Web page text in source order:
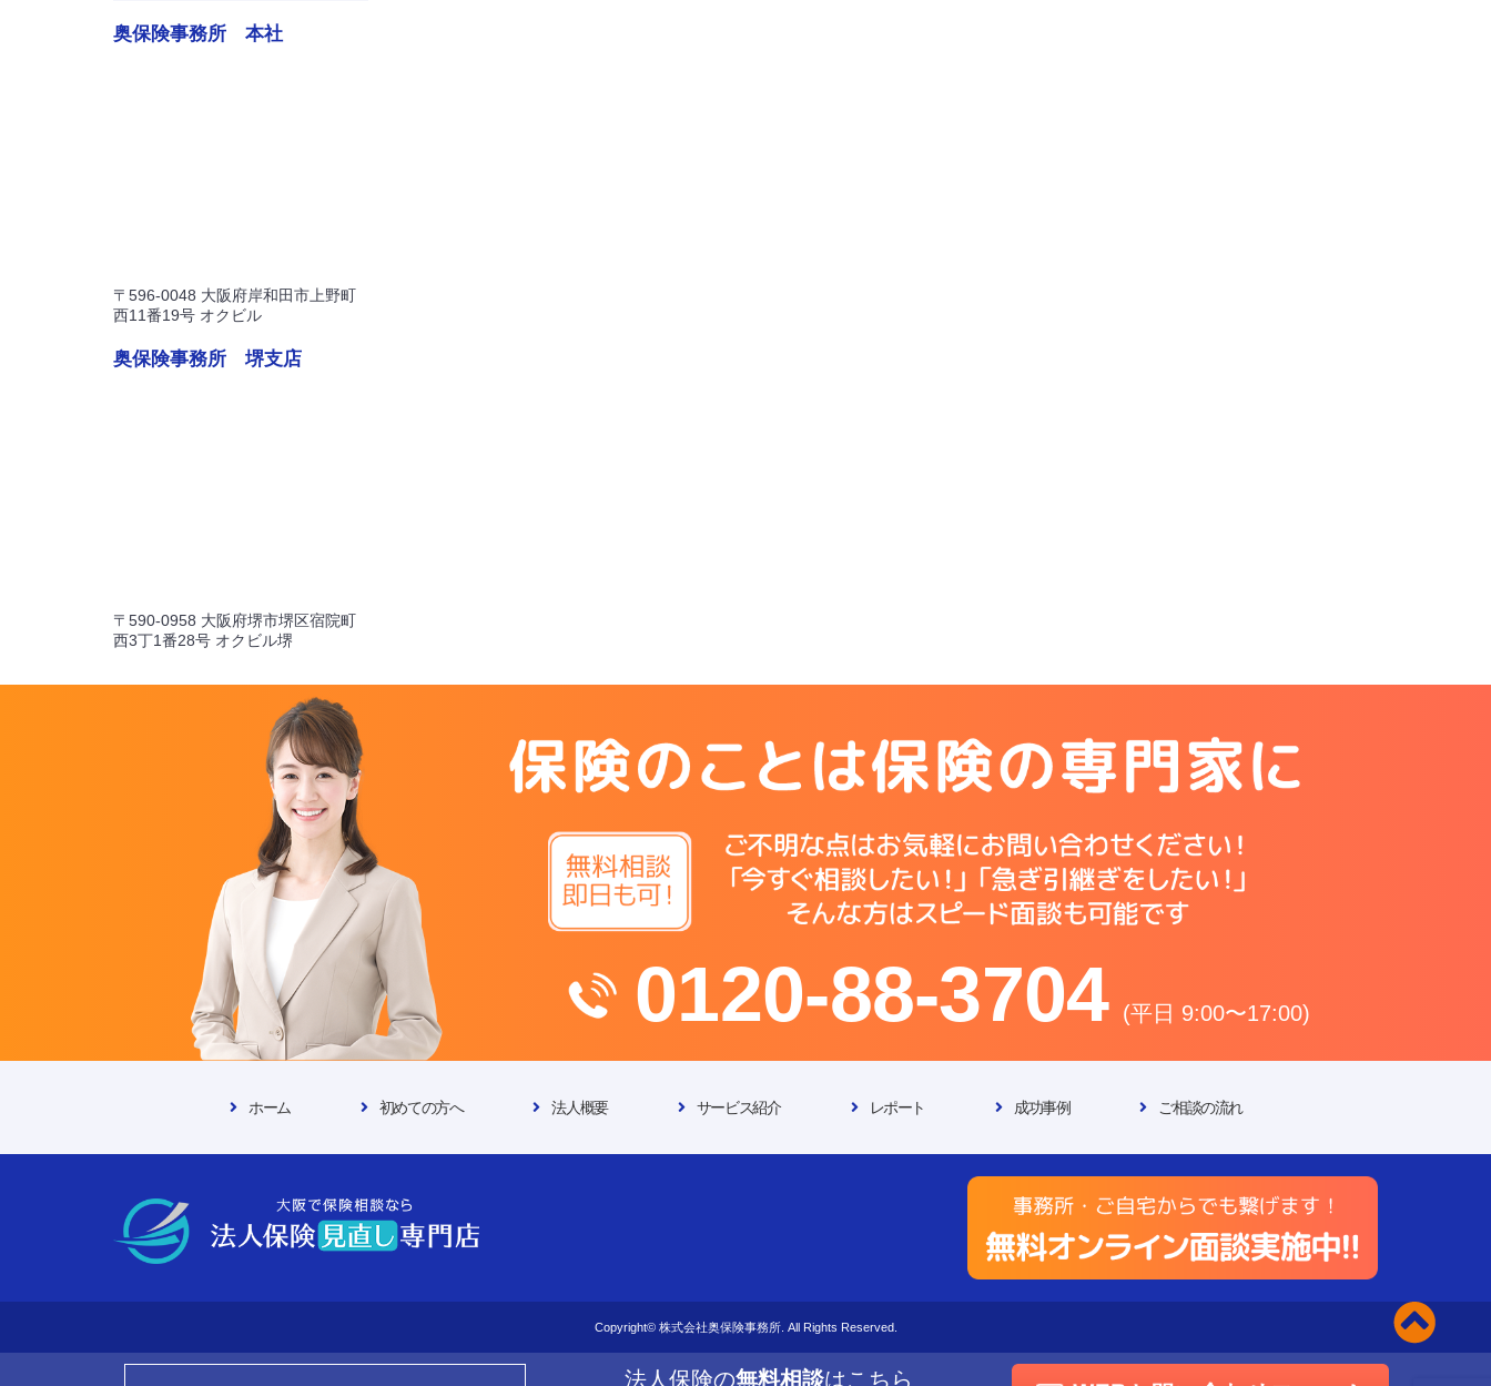
奥保険事務所 本社
〒596-0048 大阪府岸和田市上野町
西11番19号 オクビル
奥保険事務所 堺支店
〒590-0958 大阪府堺市堺区宿院町
西3丁1番28号 オクビル堺
0120-88-3704 (平日 9:00〜17:00)
ホーム 初めての方へ 法人概要 サービス紹介 レポート 成功事例 ご相談の流れ
Copyright© 株式会社奥保険事務所. All Rights Reserved.
法人保険の無料相談はこちら